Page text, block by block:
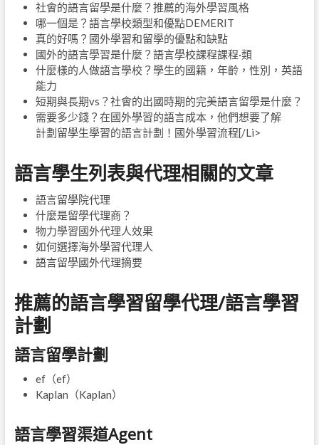
社會的語言留學是什麼？推薦的海外學習風格
哪一個是？語言學校類型和優點DEMERIT
真的好嗎？國外學習和留學的優點和缺點
國外的語言學習是什麼？語言學校課程課程·類
什麼樣的人做語言學校？學生的國籍，年齡，性別，英語
能力
短期與長期vs？社會的出國時期的完美語言留學是什麼？
需要多少錢？在國外學習的語言成本，他們想要了解
計劃留學生學習的語言計劃！國外學習流程[/Li>
語言學生列表與代理相關的文章
語言留學院代理
什麼是留學代理商？
物力學習國外代理人效果
如何選擇海外學習代理人
語言留學國外代理摘要
推薦的語言學習留學代理/語言學習
計劃
語言留學計劃
ef（ef）
Kaplan（Kaplan）
語言學習渠道Agent